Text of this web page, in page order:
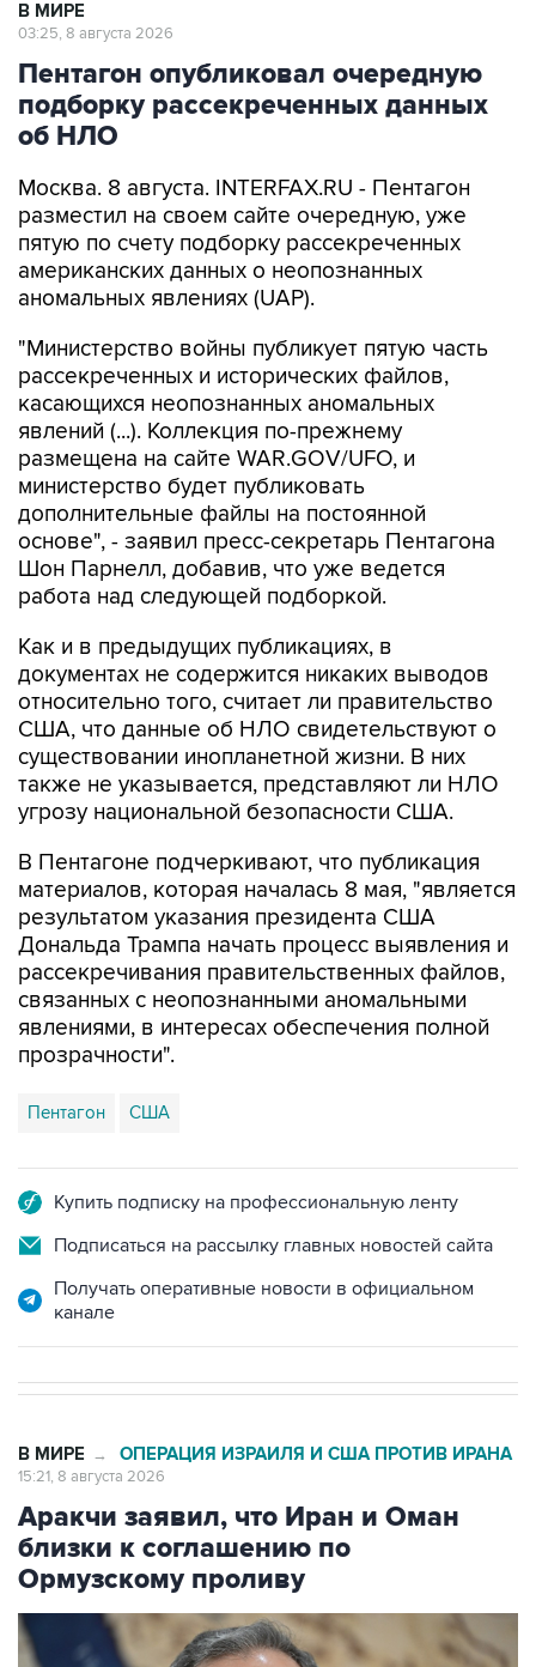
Пентагон опубликовал очередную
подборку рассекреченных данных
об НЛО
Москва. 8 августа. INTERFAX.RU - Пентагон
пятую по счету подборку рассекреченных
американских данных о неопознанных
аномальных явлениях (UAP).
"Министерство войны публикует пятую часть
касающихся неопознанных аномальных
явлений (...). Коллекция по-прежнему
размещена на сайте WAR.GOV/UFO, и
министерство будет публиковать
дополнительные файлы на постоянной
основе", - заявил пресс-секретарь Пентагона
Шон Парнелл, добавив, что уже ведется
работа над следующей подборкой.
Как и в предыдущих публикациях, в
относительно того, считает ли правительство
США, что данные об НЛО свидетельствуют о
существовании инопланетной жизни. В них
также не указывается, представляют ли НЛО
угрозу национальной безопасности США.
В Пентагоне подчеркивают, что публикация
результатом указания президента США
Дональда Трампа начать процесс выявления и
рассекречивания правительственных файлов,
связанных с неопознанными аномальными
явлениями, в интересах обеспечения полной
прозрачности".
Пентагон США
Подписаться на рассылку главных новостей сайта
Получать оперативные новости в официальном
Аракчи заявил, что Иран и Оман
близки к соглашению по
Ормузскому проливу